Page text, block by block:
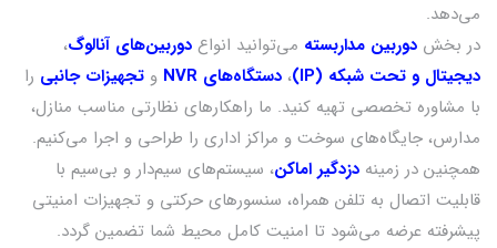
می‌دهد.
در بخش دوربین مداربسته می‌توانید انواع دوربین‌های آنالوگ،
دیجیتال و تحت شبکه (IP)
، دستگاه‌های NVR و تجهیزات جانبی را
با مشاوره تخصصی تهیه کنید. ما راهکارهای نظارتی مناسب منازل،
مدارس، جایگاه‌های سوخت و مراکز اداری را طراحی و اجرا می‌کنیم.
همچنین در زمینه دزدگیر اماکن، سیستم‌های سیم‌دار و بی‌سیم با
قابلیت اتصال به تلفن همراه، سنسورهای حرکتی و تجهیزات امنیتی
پیشرفته عرضه می‌شود تا امنیت کامل محیط شما تضمین گردد.